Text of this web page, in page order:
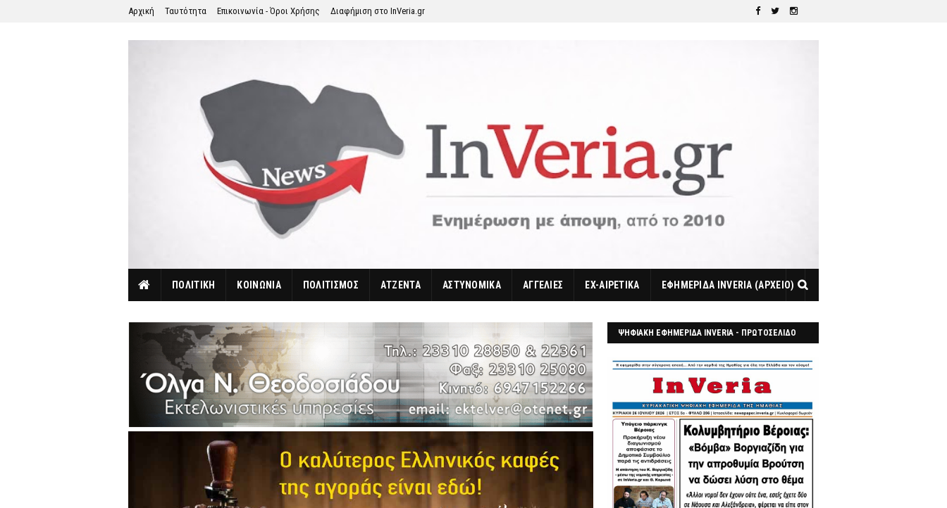
Αρχική Ταυτότητα Επικοινωνία - Όροι Χρήσης Διαφήμιση στο InVeria.gr
ΠΟΛΙΤΙΚΗ ΚΟΙΝΩΝΙΑ ΠΟΛΙΤΙΣΜΟΣ ΑΤΖΕΝΤΑ ΑΣΤΥΝΟΜΙΚΑ ΑΓΓΕΛΙΕΣ EX-ΑΙΡΕΤΙΚΑ ΕΦΗΜΕΡΙΔΑ INVERIA (ΑΡΧΕΙΟ)
ΨΗΦΙΑΚΗ ΕΦΗΜΕΡΙΔΑ INVERIA - ΠΡΩΤΟΣΕΛΙΔΟ